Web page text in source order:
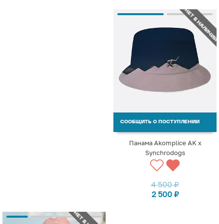
НЕТ В НАЛИЧИИ
СООБЩИТЬ О ПОСТУПЛЕНИИ
Панама Akomplice AK x
Synchrodogs
4 500₽
2 500 ₽